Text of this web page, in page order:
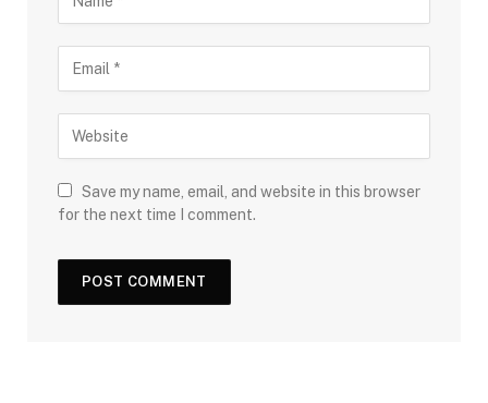
Save my name, email, and website in this browser
for the next time I comment.